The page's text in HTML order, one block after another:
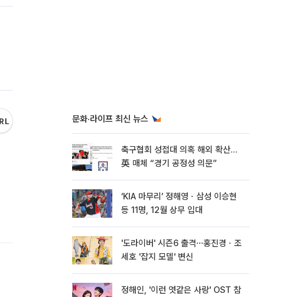
문화·라이프 최신 뉴스
축구협회 성접대 의혹 해외 확산…
英 매체 “경기 공정성 의문”
‘KIA 마무리’ 정해영ㆍ삼성 이승현
등 11명, 12월 상무 입대
'도라이버' 시즌6 출격⋯홍진경ㆍ조
세호 '잡지 모델' 변신
정해인, '이런 엿같은 사랑' OST 참